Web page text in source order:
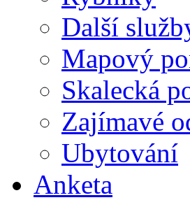
Další
Mapový
Skalecká
Zajímavé
Ubytování
Anketa